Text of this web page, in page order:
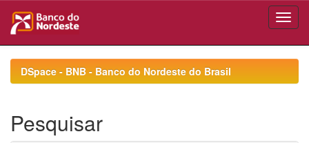
navigationDSpace - BNB - Banco do Nordeste do Brasil
Pesquisar